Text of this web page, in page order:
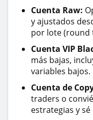
Cuenta Raw:
y ajustados
por lote (round
Cuenta VIP
más bajas,
variables bajos.
Cuenta de
traders o
estrategias y